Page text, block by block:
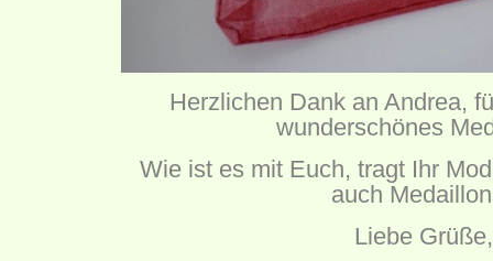
Herzlichen Dank an Andrea,
wunderschönes
Wie ist es mit Euch, tragt Ihr
auch
Liebe Grüße,